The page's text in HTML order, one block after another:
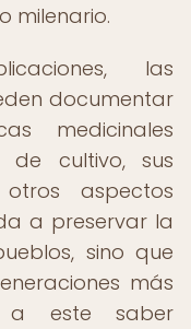
milenario.
las
documentar
medicinales
de cultivo, sus
aspectos
a preservar la
sino que
más
a este saber